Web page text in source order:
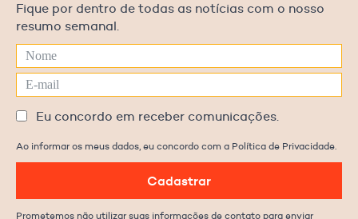
Fique por dentro de todas as notícias com o nosso
resumo semanal.
Eu concordo em receber comunicações.
Ao informar os meus dados, eu concordo com a Política de Privacidade.
Cadastrar
Prometemos não utilizar suas informações de contato para enviar